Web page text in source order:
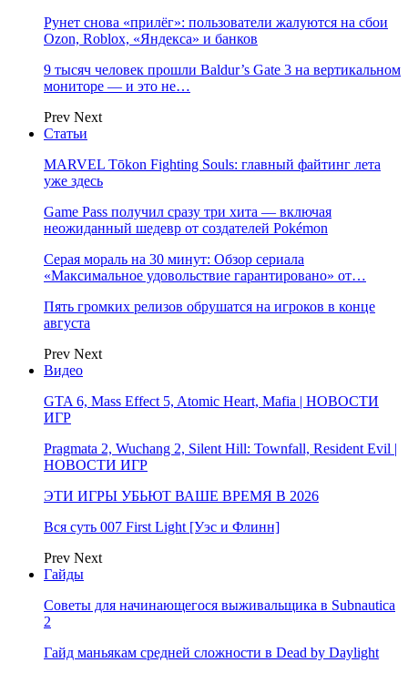
Рунет снова «прилёг»: пользователи жалуются на сбои
Ozon, Roblox, «Яндекса» и банков
9 тысяч человек прошли Baldur’s Gate 3 на вертикальном
мониторе — и это не…
Prev Next
Статьи
MARVEL Tōkon Fighting Souls: главный файтинг лета
уже здесь
Game Pass получил сразу три хита — включая
неожиданный шедевр от создателей Pokémon
Серая мораль на 30 минут: Обзор сериала
«Максимальное удовольствие гарантировано» от…
Пять громких релизов обрушатся на игроков в конце
августа
Prev Next
Видео
GTA 6, Mass Effect 5, Atomic Heart, Mafia | НОВОСТИ
ИГР
Pragmata 2, Wuchang 2, Silent Hill: Townfall, Resident Evil |
НОВОСТИ ИГР
ЭТИ ИГРЫ УБЬЮТ ВАШЕ ВРЕМЯ В 2026
Вся суть 007 First Light [Уэс и Флинн]
Prev Next
Гайды
Советы для начинающегося выживальщика в Subnautica
2
Гайд маньякам средней сложности в Dead by Daylight